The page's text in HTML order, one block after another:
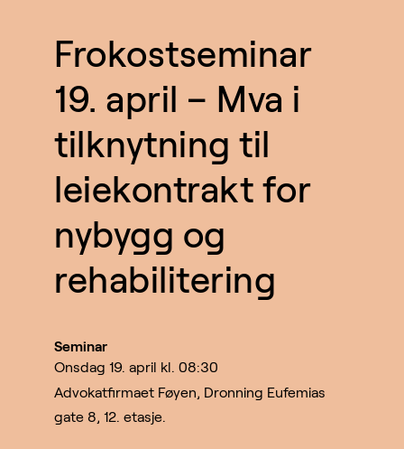
Frokostseminar
19. april – Mva i
tilknytning til
leiekontrakt for
nybygg og
rehabilitering
Seminar
onsdag 19. april kl. 08:30
Advokatfirmaet Føyen, Dronning Eufemias
gate 8, 12. etasje.